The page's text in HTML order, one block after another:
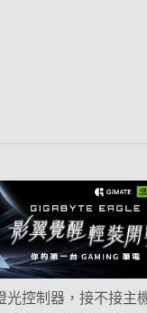
光控制器，接不接主